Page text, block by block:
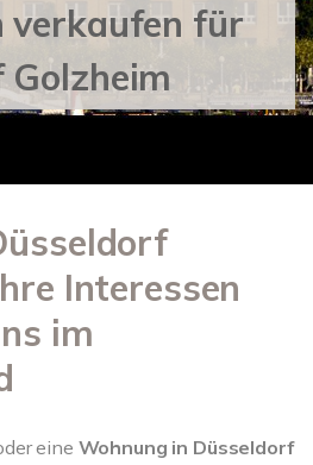
verkaufen für
Interessen
im
eine Wohnung in Düsseldorf